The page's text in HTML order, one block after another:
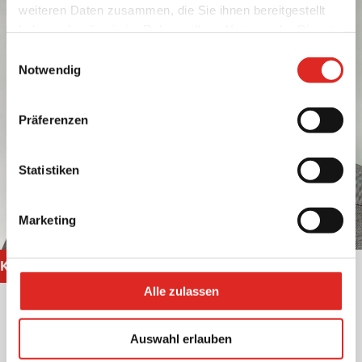
weiteren Daten zusammen, die Sie ihnen bereitgestellt
Notwendig
Präferenzen
Statistiken
Marketing
Alle zulassen
Auswahl erlauben
KAMIL LATKA
0241-96820-44